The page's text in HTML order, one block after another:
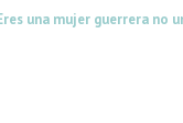
una mujer guerrera no